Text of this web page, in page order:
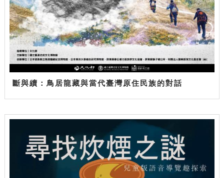
斷與續：鳥居龍藏與當代臺灣原住民族的對話